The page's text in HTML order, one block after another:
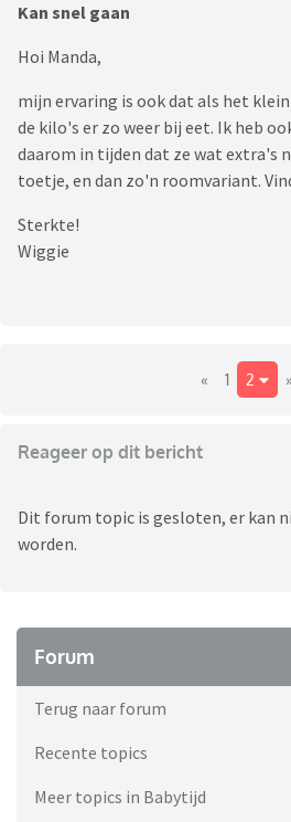
Kan snel gaan
Hoi Manda,
mijn ervaring is ook dat als het
de kilo's er zo weer bij eet. Ik heb
daarom in tijden dat ze wat extra's
toetje, en dan zo'n roomvariant.
Sterkte!
Wiggie
« 1 2 »
Reageer op dit bericht
Dit forum topic is gesloten, er kan
worden.
Forum
Terug naar forum
Recente topics
Meer topics in Babytijd